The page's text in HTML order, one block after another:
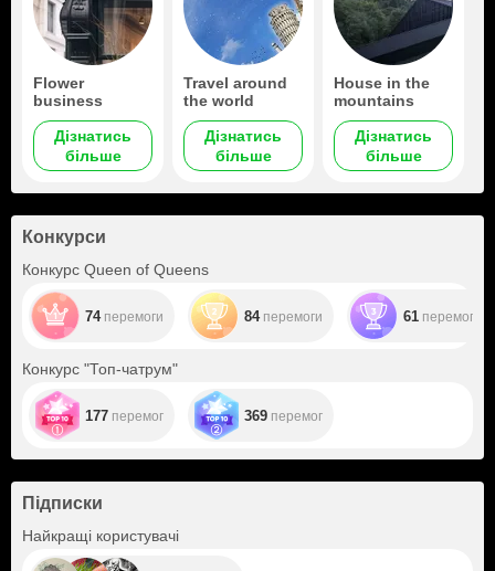
Flower
business
Дізнатись
більше
Travel around
the world
Дізнатись
більше
House in the
mountains
Дізнатись
більше
Конкурси
Конкурс Queen of Queens
74перемоги 84перемоги 61 перемога
Конкурс "Топ-чатрум"
177 перемог 369 перемог
Підписки
Найкращі користувачі